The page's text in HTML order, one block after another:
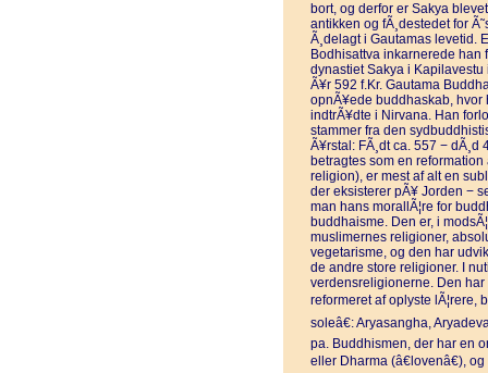
bort, og derfor er Sakya
antikken og fÃ¸destedet for
Ã¸delagt i Gautamas levetid.
Bodhisattva inkarnerede han
dynastiet Sakya i
Ã¥r 592 f.Kr. Gautama
opnÃ¥ede buddhaskab,
indtrÃ¥dte i Nirvana. Han
stammer fra den
Ã¥rstal: FÃ¸dt ca. 557 − dÃ¸d
betragtes som en
religion), er mest af alt en
der eksisterer pÃ¥ Jorden −
man hans morallÃ¦re for
buddhaisme. Den er, i
muslimernes religioner,
vegetarisme, og den har
de andre store religioner. I
verdensreligionerne. Den har
reformeret af oplyste lÃ¦rere,
soleâ€: Aryasangha,
pa. Buddhismen, der har en
eller Dharma (â€lovenâ€),